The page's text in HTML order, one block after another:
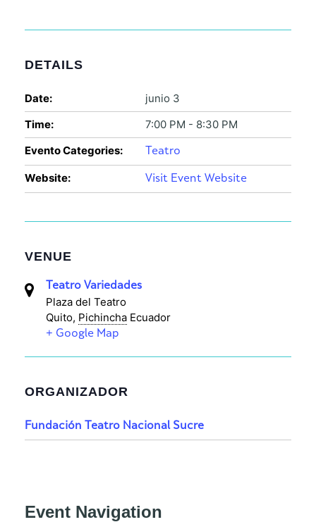
DETAILS
Date:
junio 3
Time:
7:00 PM - 8:30 PM
Evento Categories:
Teatro
Website: Visit Event Website
VENUE
Teatro Variedades
Plaza del Teatro
Quito, Pichincha Ecuador
+ Google Map
ORGANIZADOR
Fundación Teatro Nacional Sucre
Event Navigation